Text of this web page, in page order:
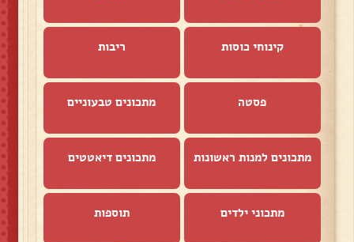
קינוחי כוסות ריבות
פסטה מתכונים טבעוניים
מתכונים למנות ראשונות מתכונים דיאטטים
מתכוני ילדים תוספות